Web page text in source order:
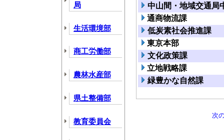
局
生活環境部
商工労働部
農林水産部
県土整備部
教育委員会
中山間・地域交通局
通商物流課
低炭素社会推進課
東京本部
文化政策課
立地戦略課
緑豊かな自然課
次